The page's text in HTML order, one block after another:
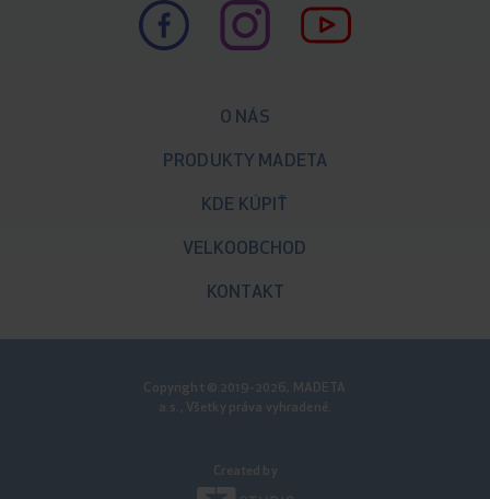
O NÁS
PRODUKTY MADETA
KDE KÚPIŤ
VELKOOBCHOD
KONTAKT
Copyright © 2019-2026, MADETA
a.s., Všetky práva vyhradené.
Created by